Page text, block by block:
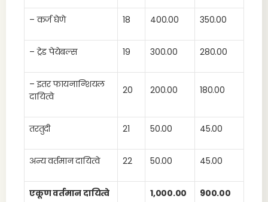
– कर्ज घेणे 18 400.00 350.00
– ट्रेड पेयेबल्स 19 300.00 280.00
– इतर फायनान्शियल
दायित्वे
20 200.00 180.00
तरतुदी 21 50.00 45.00
अन्य वर्तमान दायित्वे 22 50.00 45.00
एकूण वर्तमान दायित्वे 1,000.00 900.00